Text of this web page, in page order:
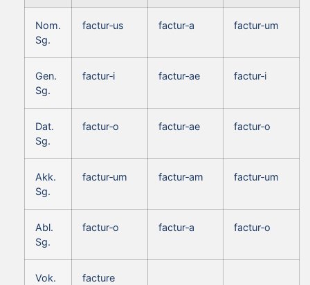
Nom.
Sg.
factur‑us factur‑a factur‑um
Gen.
Sg.
factur‑i factur‑ae factur‑i
Dat.
Sg.
factur‑o factur‑ae factur‑o
Akk.
Sg.
factur‑um factur‑am factur‑um
Abl.
Sg.
factur‑o factur‑a factur‑o
Vok.
facture